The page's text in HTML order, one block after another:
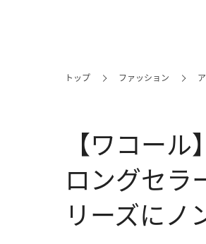
トップ ファッション
【ワコー
ロングセラ
リーズにノ